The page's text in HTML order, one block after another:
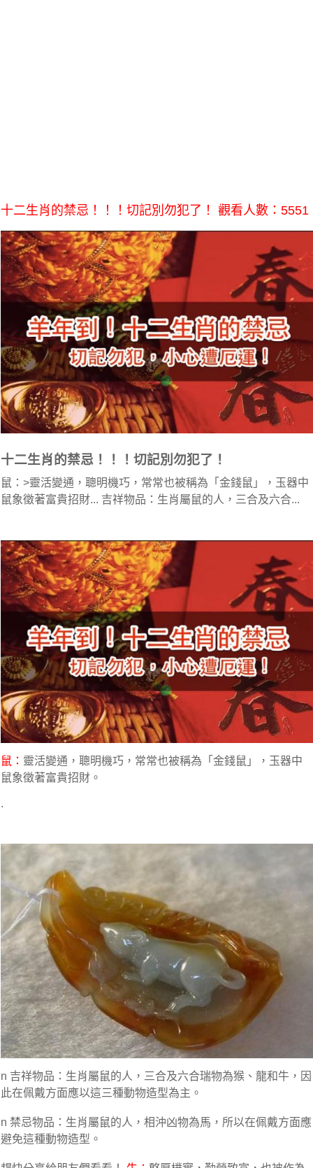
十二生肖的禁忌！！！切記別勿犯了！ 觀看人數：5551
十二生肖的禁忌！！！切記別勿犯了！
鼠：>靈活變通，聰明機巧，常常也被稱為「金錢鼠」，玉器中
鼠象徵著富貴招財... 吉祥物品：生肖屬鼠的人，三合及六合...
鼠： 靈活變通，聰明機巧，常常也被稱為「金錢鼠」，玉器中
鼠象徵著富貴招財。
.
n 吉祥物品：生肖屬鼠的人，三合及六合瑞物為猴、龍和牛，因
此在佩戴方面應以這三種動物造型為主。
n 禁忌物品：生肖屬鼠的人，相沖凶物為馬，所以在佩戴方面應
避免這種動物造型。